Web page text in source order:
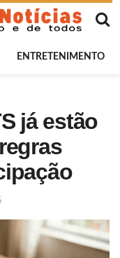
ENTRETENIMENTO
já estão